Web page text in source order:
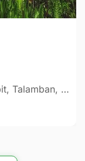
Governor Cuenco Avenue, Nasipit, Talamban, Cebu City, Philippines